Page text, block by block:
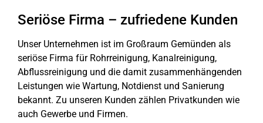
Seriöse Firma – zufriedene Kunden
Unser Unternehmen ist im Großraum Gemünden als
seriöse Firma für Rohrreinigung, Kanalreinigung,
Abflussreinigung und die damit zusammenhängenden
Leistungen wie Wartung, Notdienst und Sanierung
bekannt. Zu unseren Kunden zählen Privatkunden wie
auch Gewerbe und Firmen.